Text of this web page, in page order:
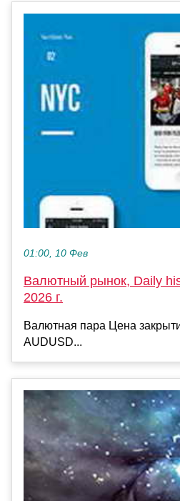
01:00, 10 Фев
Валютный рынок, Daily
2026 г.
Валютная пара Цена
AUDUSD...